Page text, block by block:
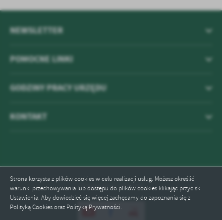
Strona korzysta z plików cookies w celu realizacji usług. Możesz określić
warunki przechowywania lub dostępu do plików cookies klikając przycisk
Ustawienia. Aby dowiedzieć się więcej zachęcamy do zapoznania się z
Polityką Cookies oraz Polityką Prywatności.
POMOCNE LINKI
NEWSLETTER
GODZINY PRACY URZĘDU
KONTAKT
Odwiedzin: 593280